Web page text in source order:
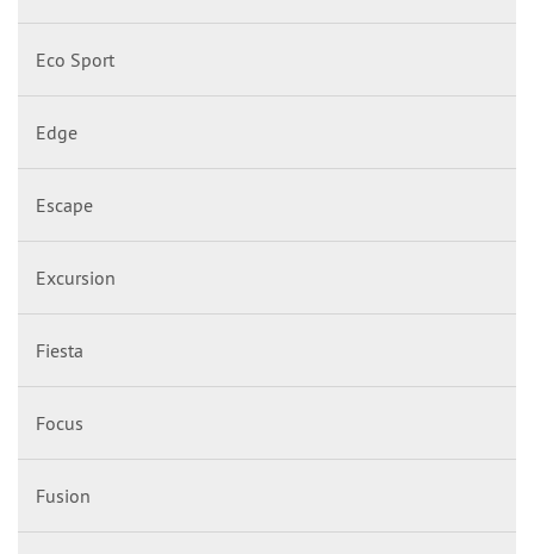
Eco Sport
Edge
Escape
Excursion
Fiesta
Focus
Fusion